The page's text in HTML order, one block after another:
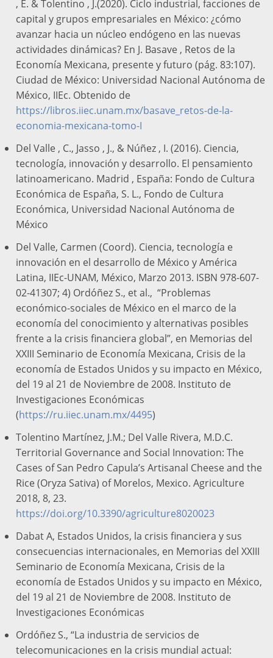
, E. & Tolentino , J.(2020). Ciclo industrial, facciones de
capital y grupos empresariales en México: ¿cómo
avanzar hacia un núcleo endógeno en las nuevas
actividades dinámicas? En J. Basave , Retos de la
Economía Mexicana, presente y futuro (pág. 83:107).
Ciudad de México: Universidad Nacional Autónoma de
México, IIEc. Obtenido de
https://libros.iiec.unam.mx/basave_retos-de-la-
economia-mexicana-tomo-I
Del Valle , C., Jasso , J., & Núñez , I. (2016). Ciencia,
tecnología, innovación y desarrollo. El pensamiento
latinoamericano. Madrid , España: Fondo de Cultura
Económica de España, S. L., Fondo de Cultura
Económica, Universidad Nacional Autónoma de
México
Del Valle, Carmen (Coord). Ciencia, tecnología e
innovación en el desarrollo de México y América
Latina, IIEc-UNAM, México, Marzo 2013. ISBN 978-607-
02-41307; 4) Ordóñez S., et al., “Problemas
económico-sociales de México en el marco de la
economía del conocimiento y alternativas posibles
frente a la crisis financiera global”, en Memorias del
XXIII Seminario de Economía Mexicana, Crisis de la
economía de Estados Unidos y su impacto en México,
del 19 al 21 de Noviembre de 2008. Instituto de
Investigaciones Económicas
(https://ru.iiec.unam.mx/4495)
Tolentino Martínez, J.M.; Del Valle Rivera, M.D.C.
Territorial Governance and Social Innovation: The
Cases of San Pedro Capula’s Artisanal Cheese and the
Rice (Oryza Sativa) of Morelos, Mexico. Agriculture
2018, 8, 23.
https://doi.org/10.3390/agriculture8020023
Dabat A, Estados Unidos, la crisis financiera y sus
consecuencias internacionales, en Memorias del XXIII
Seminario de Economía Mexicana, Crisis de la
economía de Estados Unidos y su impacto en México,
del 19 al 21 de Noviembre de 2008. Instituto de
Investigaciones Económicas
Ordóñez S., “La industria de servicios de
telecomunicaciones en la crisis mundial actual: